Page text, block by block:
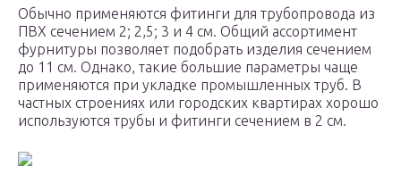
Обычно применяются фитинги для трубопровода из
ПВХ сечением 2; 2,5; 3 и 4 см. Общий ассортимент
фурнитуры позволяет подобрать изделия сечением
до 11 см. Однако, такие большие параметры чаще
применяются при укладке промышленных труб. В
частных строениях или городских квартирах хорошо
используются трубы и фитинги сечением в 2 см.